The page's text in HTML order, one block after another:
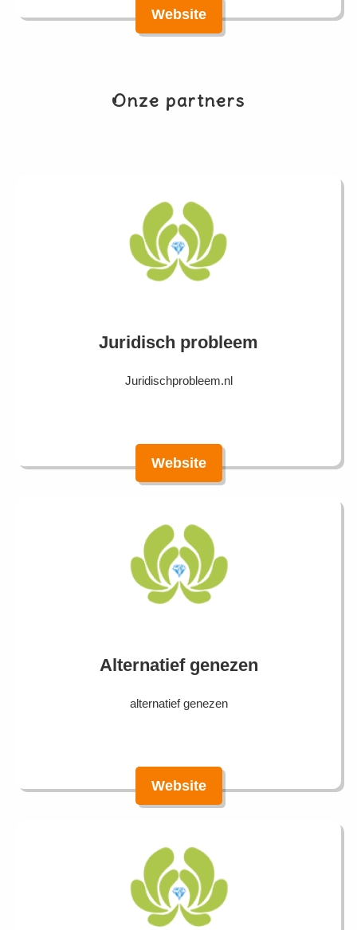
Website
Onze partners
Juridisch probleem
Juridischprobleem.nl
Website
Alternatief genezen
alternatief genezen
Website